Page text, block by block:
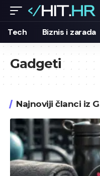
Tech Biznis i zarada
Gadgeti
Najnoviji članci iz